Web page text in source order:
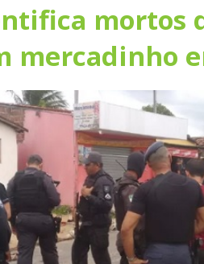
mortos
mercadinho